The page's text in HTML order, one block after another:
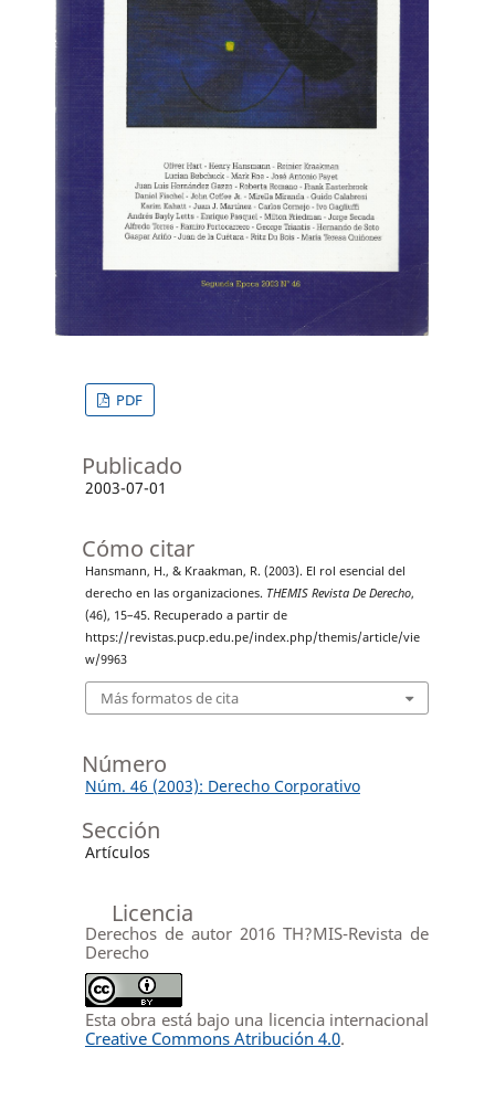
PDF
Publicado
2003-07-01
Cómo citar
Hansmann, H., & Kraakman, R. (2003). El rol esencial del
derecho en las organizaciones. THEMIS Revista De Derecho,
(46), 15–45. Recuperado a partir de
https://revistas.pucp.edu.pe/index.php/themis/article/vie
w/9963
Más formatos de cita
Número
Núm. 46 (2003): Derecho Corporativo
Sección
Artículos
Licencia
Derechos de autor 2016 TH?MIS-Revista de
Derecho
Esta obra está bajo una licencia internacional
Creative Commons Atribución 4.0.